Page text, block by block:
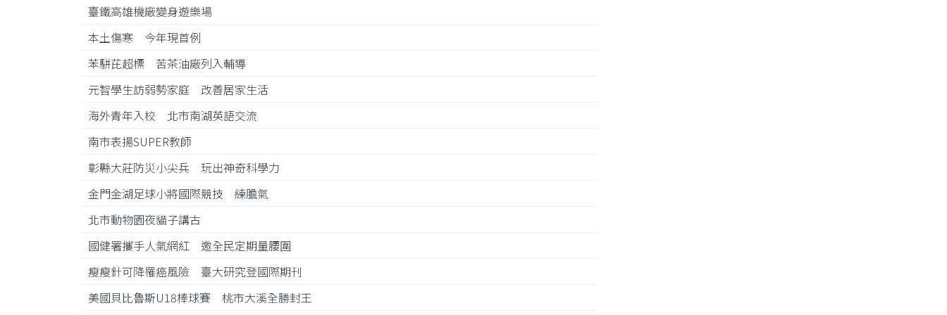
臺鐵高雄機廠變身遊樂場
本土傷寒 今年現首例
苯駢芘超標 苦茶油廠列入輔導
元智學生訪弱勢家庭 改善居家生活
海外青年入校 北市南湖英語交流
南市表揚SUPER教師
彰縣大莊防災小尖兵 玩出神奇科學力
金門金湖足球小將國際競技 練膽氣
北市動物園夜貓子講古
國健署攜手人氣網紅 邀全民定期量腰圍
瘦瘦針可降罹癌風險 臺大研究登國際期刊
美國貝比魯斯U18棒球賽 桃市大溪全勝封王